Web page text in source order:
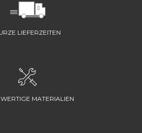
LIEFERZEITEN
MATERIALIEN